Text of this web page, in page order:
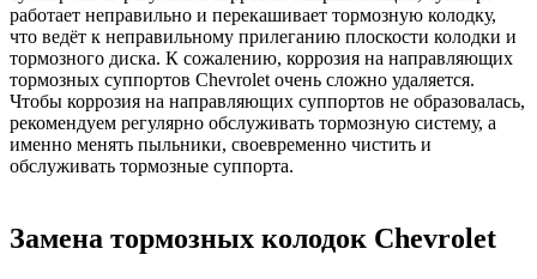
работает неправильно и перекашивает тормозную колодку,
что ведёт к неправильному прилеганию плоскости колодки и
тормозного диска. К сожалению, коррозия на направляющих
тормозных суппортов Chevrolet очень сложно удаляется.
Чтобы коррозия на направляющих суппортов не образовалась,
рекомендуем регулярно обслуживать тормозную систему, а
именно менять пыльники, своевременно чистить и
обслуживать тормозные суппорта.
Замена тормозных колодок Chevrolet